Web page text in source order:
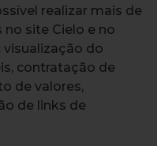
realizar mais de
site Cielo e no
visualização do
contratação de
de valores,
de links de